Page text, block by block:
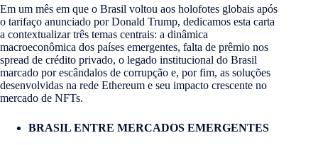
Em um mês em que o Brasil voltou aos holofotes globais após
o tarifaço anunciado por Donald Trump, dedicamos esta carta
a contextualizar três temas centrais: a dinâmica
macroeconômica dos países emergentes, falta de prêmio nos
spread de crédito privado, o legado institucional do Brasil
marcado por escândalos de corrupção e, por fim, as soluções
desenvolvidas na rede Ethereum e seu impacto crescente no
mercado de NFTs.
BRASIL ENTRE MERCADOS EMERGENTES